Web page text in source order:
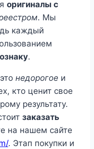
оригиналы с
. Мы
каждый
.
недорогое и
кто ценит свое
результату.
заказать
на нашем сайте
. Этап покупки и